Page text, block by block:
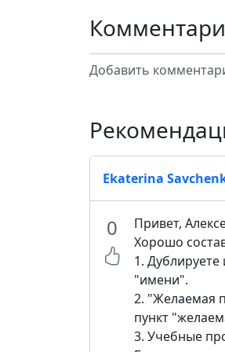
Добавить
Ekaterina
0
Привет,
Хорошо
1.
"имени".
2. "Желаемая
пункт
3. Учебные